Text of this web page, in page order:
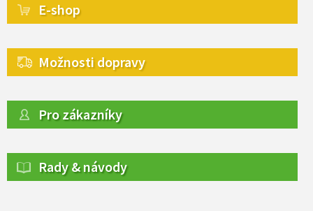
E-shop
Možnosti dopravy
Pro zákazníky
Rady & návody